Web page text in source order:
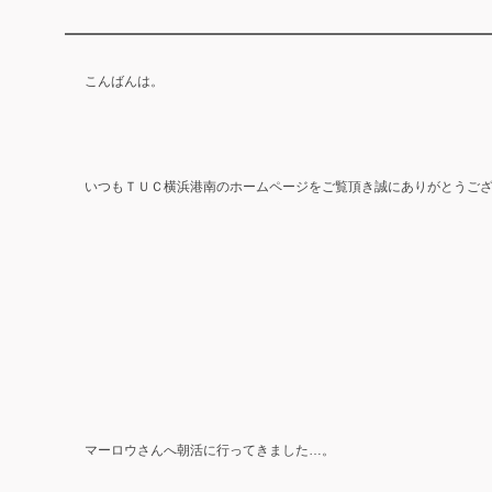
こんばんは。
いつもＴＵＣ横浜港南のホームページをご覧頂き誠にありがとうござ
マーロウさんへ朝活に行ってきました…。